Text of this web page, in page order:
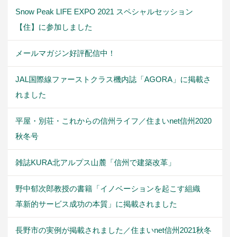
Snow Peak LIFE EXPO 2021 スペシャルセッション
【住】に参加しました
メールマガジン好評配信中！
JAL国際線ファーストクラス機内誌「AGORA」に掲載さ
れました
平屋・別荘・これからの信州ライフ／住まいnet信州2020
秋冬号
雑誌KURA北アルプス山麓「信州で建築改革」
野中郁次郎教授の書籍「イノベーションを起こす組織
革新的サービス成功の本質」に掲載されました
長野市の実例が掲載されました／住まいnet信州2021秋冬